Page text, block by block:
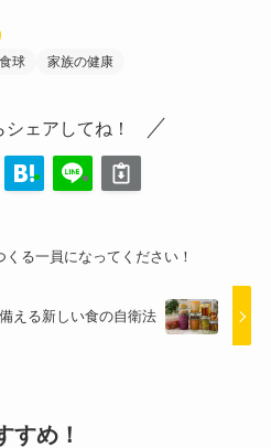
球 家族の健康
ェアしてね！
る一員になってください！
える新しい食の自衛法
すめ！